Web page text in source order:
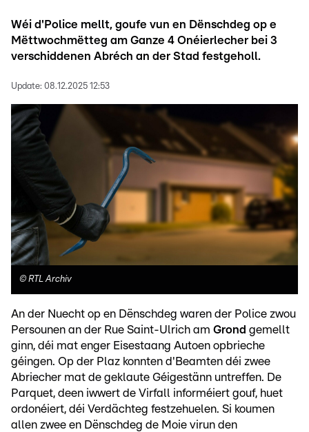
Wéi d'Police mellt, goufe vun en Dënschdeg op e
Mëttwochmëtteg am Ganze 4 Onéierlecher bei 3
verschiddenen Abréch an der Stad festgeholl.
Update: 08.12.2025 12:53
© RTL Archiv
An der Nuecht op en Dënschdeg waren der Police zwou
Persounen an der Rue Saint-Ulrich am Grond gemellt
ginn, déi mat enger Eisestaang Autoen opbrieche
géingen. Op der Plaz konnten d'Beamten déi zwee
Abriecher mat de geklaute Géigestänn untreffen. De
Parquet, deen iwwert de Virfall informéiert gouf, huet
ordonéiert, déi Verdächteg festzehuelen. Si koumen
allen zwee en Dënschdeg de Moie virun den